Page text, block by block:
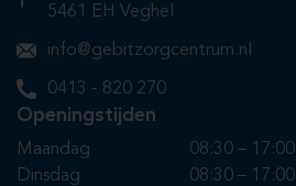
5461 EH Veghel
info@gebitzorgcentrum.nl
0413 - 820 270
Openingstijden
Maandag
Dinsdag
08:30 – 17:00
08:30 – 17:00